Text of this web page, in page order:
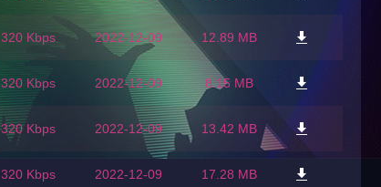
320 Kbps 2022-12-09 12.89 MB
320 Kbps 2022-12-09 8.15 MB
320 Kbps 2022-12-09 13.42 MB
320 Kbps 2022-12-09 17.28 MB